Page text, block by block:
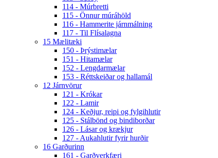
114 - Múrbretti
115 - Önnur múráhöld
116 - Hammerite járnmálning
117 - Til Flísalagna
15 Mælitæki
150 - Þrýstimælar
151 - Hitamælar
152 - Lengdarmælar
153 - Réttskeiðar og hallamál
12 Járnvörur
121 - Krókar
122 - Lamir
124 - Keðjur, reipi og fylgihlutir
125 - Stálbönd og bindiborðar
126 - Lásar og krækjur
127 - Aukahlutir fyrir hurðir
16 Garðurinn
161 - Garðverkfæri